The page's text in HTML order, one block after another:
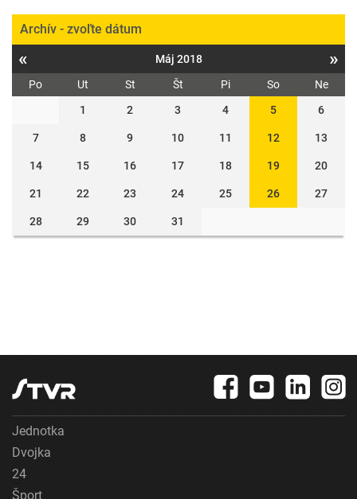
Archív - zvoľte dátum
« Máj 2018 »
Po Ut St Št Pi So
Ne
1
2 3 4 5 6
7 8 9 10 11 12 13
14 15 16 17 18 19 20
21 22 23 24 25 26 27
28 29 30 31
Jednotka
Dvojka
24
Šport